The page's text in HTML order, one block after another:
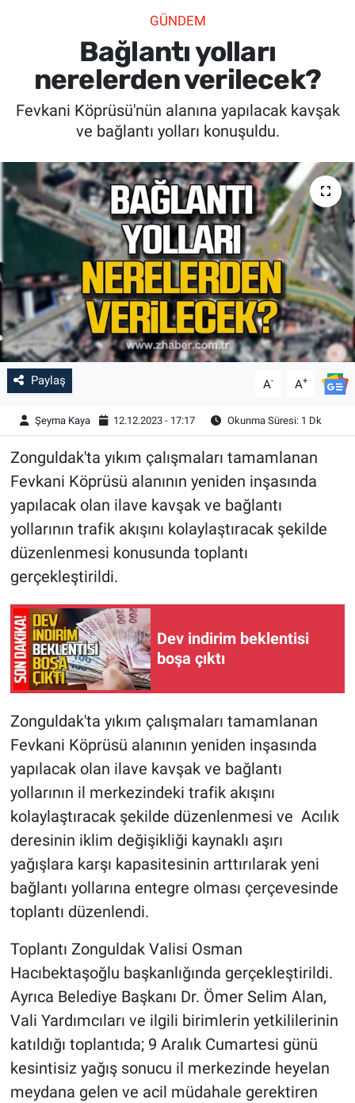
GÜNDEM
Bağlantı yolları
nerelerden verilecek?
Fevkani Köprüsü'nün alanına yapılacak kavşak
ve bağlantı yolları konuşuldu.
Paylaş A- A+
Şeyma Kaya 12.12.2023 - 17:17 Okunma Süresi: 1 Dk
Zonguldak'ta yıkım çalışmaları tamamlanan
Fevkani Köprüsü alanının yeniden inşasında
yapılacak olan ilave kavşak ve bağlantı
yollarının trafik akışını kolaylaştıracak şekilde
düzenlenmesi konusunda toplantı
gerçekleştirildi.
Dev indirim beklentisi
boşa çıktı
Zonguldak'ta yıkım çalışmaları tamamlanan
Fevkani Köprüsü alanının yeniden inşasında
yapılacak olan ilave kavşak ve bağlantı
yollarının il merkezindeki trafik akışını
kolaylaştıracak şekilde düzenlenmesi ve Acılık
deresinin iklim değişikliği kaynaklı aşırı
yağışlara karşı kapasitesinin arttırılarak yeni
bağlantı yollarına entegre olması çerçevesinde
toplantı düzenlendi.
Toplantı Zonguldak Valisi Osman
Hacıbektaşoğlu başkanlığında gerçekleştirildi.
Ayrıca Belediye Başkanı Dr. Ömer Selim Alan,
Vali Yardımcıları ve ilgili birimlerin yetkililerinin
katıldığı toplantıda; 9 Aralık Cumartesi günü
kesintisiz yağış sonucu il merkezinde heyelan
meydana gelen ve acil müdahale gerektiren
SAĞLIK